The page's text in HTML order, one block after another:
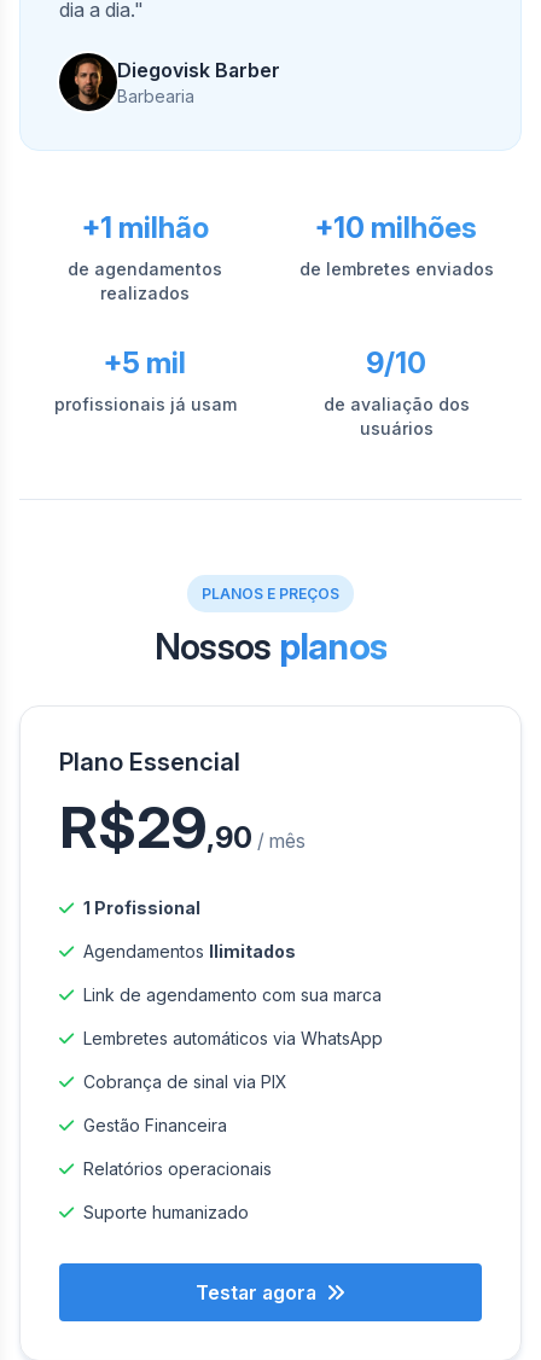
dia a dia."
Diegovisk Barber
Barbearia
+1 milhão
de agendamentos
realizados
+10 milhões
de lembretes enviados
+5 mil
profissionais já usam
9/10
de avaliação dos
usuários
PLANOS E PREÇOS
Nossos planos
Plano Essencial
R$29,90 / mês
1 Profissional
Agendamentos Ilimitados
Link de agendamento com sua marca
Lembretes automáticos via WhatsApp
Cobrança de sinal via PIX
Gestão Financeira
Relatórios operacionais
Suporte humanizado
Testar agora